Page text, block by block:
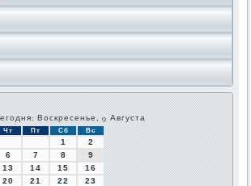
Воскресенье, 9 Августа
Чт Пт Сб Вс
1
2
6 7 8
9
13 14 15
16
20 21 22
23